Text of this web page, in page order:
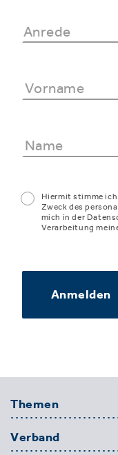
Hiermit stimme
Zweck des
mich in der
Verarbeitung
Anmelden
Themen
Verband